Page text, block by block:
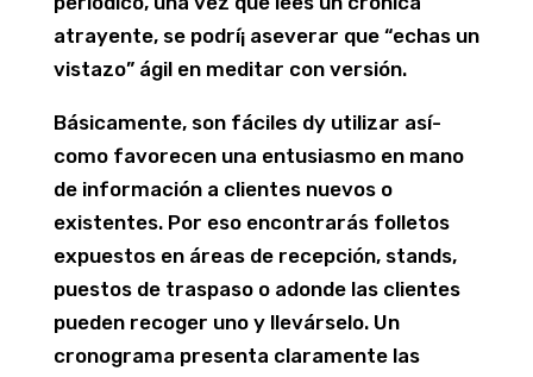
atrayente, se podrí¡ aseverar que “echas un
vistazo” ágil en meditar con versión.
Básicamente, son fáciles dy utilizar así­
como favorecen una entusiasmo en mano
de información a clientes nuevos o
existentes. Por eso encontrarás folletos
expuestos en áreas de recepción, stands,
puestos de traspaso o adonde las clientes
pueden recoger uno y llevárselo. Un
cronograma presenta claramente las